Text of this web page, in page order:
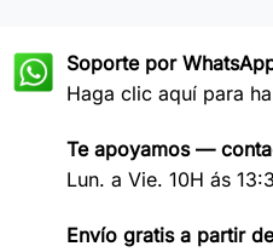
Soporte por
Haga clic aquí para
Te apoyamos —
Lun. a Vie. 10H ás
Envío gratis a partir